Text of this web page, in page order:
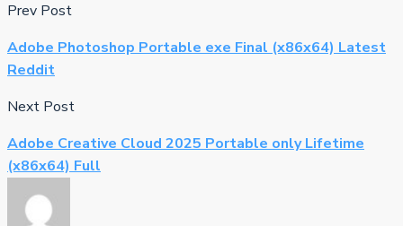
Prev Post
Adobe Photoshop Portable exe Final (x86x64) Latest
Reddit
Next Post
Adobe Creative Cloud 2025 Portable only Lifetime
(x86x64) Full